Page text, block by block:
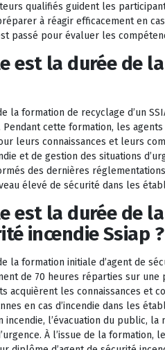
qualifiés guident les
à réagir efficacement en
passé pour évaluer les
est la durée de
la formation de recyclage d’un
Pendant cette formation, les
leurs connaissances et leurs
et de gestion des situations
des dernières
élevé de sécurité dans les
est la durée de
incendie Ssiap ?
la formation initiale d’agent de
de 70 heures réparties sur une
acquièrent les connaissances et
en cas d’incendie dans les
incendie, l’évacuation du public,
À l’issue de la